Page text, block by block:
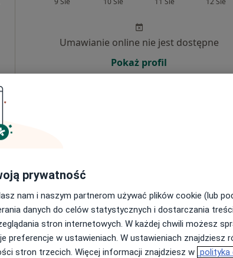
Umawianie online nie jest dostępne
Pokaż profil
Umawianie online nie jest dostępne
Pokaż profil
prywatność
nam i naszym partnerom używać plików cookie (lub
danych do celów statystycznych i dostarczania
stron internetowych. W każdej chwili możesz
preferencje w ustawieniach. W ustawieniach znajdziesz
stron trzecich. Więcej informacji znajdziesz w polityka